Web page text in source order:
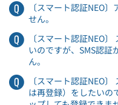
〔スマート認証NEO
せん。
〔スマート認証NEO
いのですが、SMS認証
ん。
〔スマート認証NEO
は再登録）をしたいの